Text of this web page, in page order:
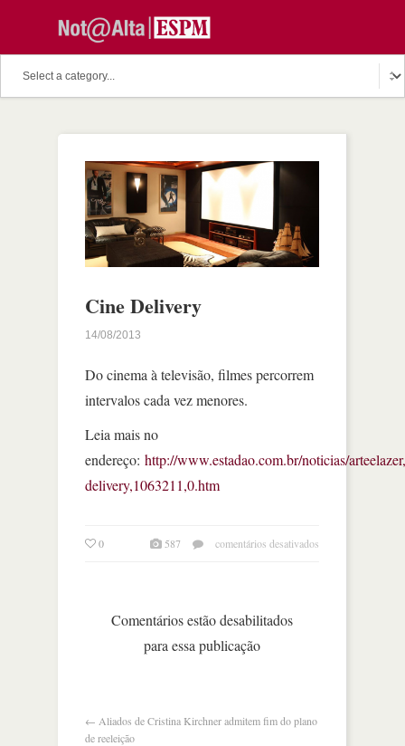
Cine Delivery
14/08/2013
Do cinema à televisão, filmes percorrem
intervalos cada vez menores.
Leia mais no
endereço: http://www.estadao.com.br/noticias/
delivery,1063211,0.htm
0 587 comentários desativados
Comentários estão desabilitados
para essa publicação
← Aliados de Cristina Kirchner admitem fim do plano
de reeleição